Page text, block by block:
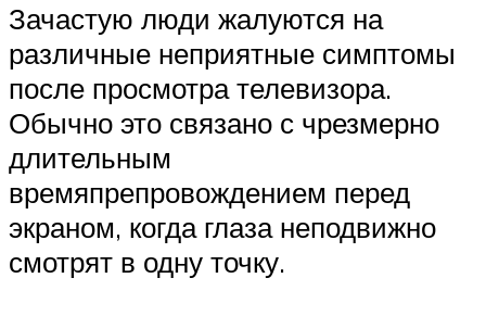
Зачастую люди жалуются на
различные неприятные симптомы
после просмотра телевизора.
Обычно это связано с чрезмерно
длительным
времяпрепровождением перед
экраном, когда глаза неподвижно
смотрят в одну точку.